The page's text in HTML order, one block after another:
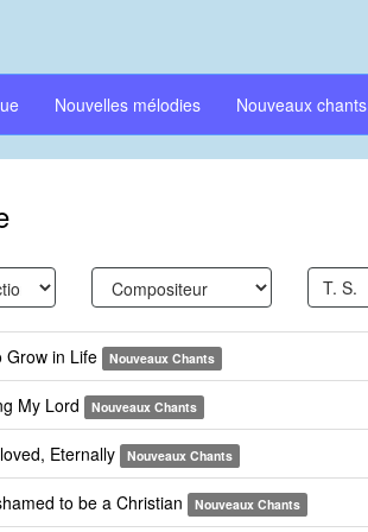
Nouvelles mélodies Nouveaux chants
in Life Nouveaux Chants
My Lord Nouveaux Chants
Eternally Nouveaux Chants
to be a Christian Nouveaux Chants